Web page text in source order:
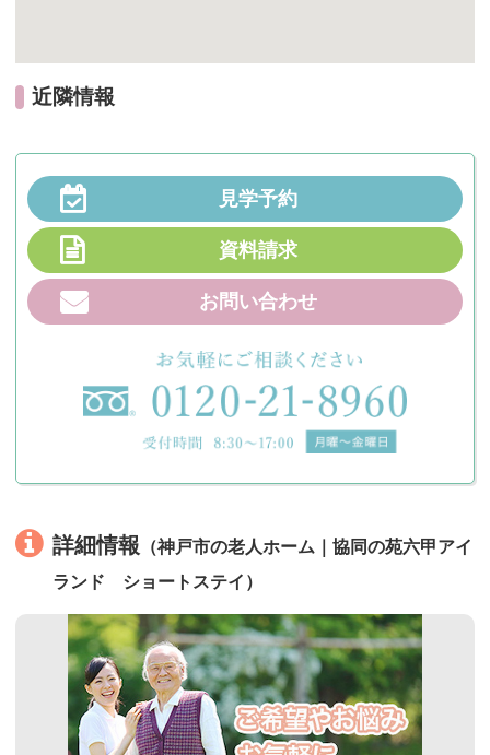
近隣情報
見学予約
資料請求
お問い合わせ
詳細情報 （神戸市の老人ホーム｜協同の苑六甲アイ
ランド ショートステイ）